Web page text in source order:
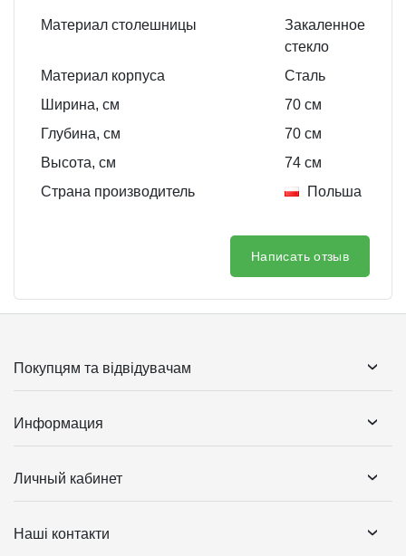
Материал столешницы
Закаленное
стекло
Материал корпуса
Сталь
Ширина, см
70 см
Глубина, см
70 см
Высота, см
74 см
Страна производитель
Польша
Написать отзыв
Покупцям та відвідувачам
Информация
Личный кабинет
Наші контакти